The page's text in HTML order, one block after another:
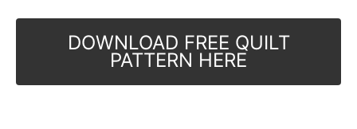
DOWNLOAD FREE QUILT
PATTERN HERE